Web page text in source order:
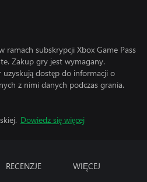
ramach subskrypcji Xbox Game Pass
Zakup gry jest wymagany.
dostęp do informacji o
z nimi danych podczas grania.
Dowiedz się więcej
RECENZJE WIĘCEJ